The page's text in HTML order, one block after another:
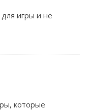
игры и не
которые